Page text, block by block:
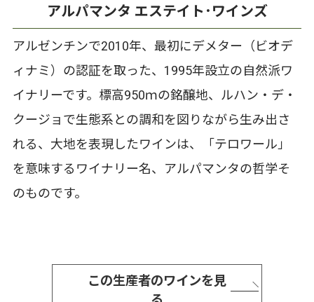
アルパマンタ エステイト･ワインズ
アルゼンチンで2010年、最初にデメター（ビオデ
ィナミ）の認証を取った、1995年設立の自然派ワ
イナリーです。標高950ｍの銘醸地、ルハン・デ・
クージョで生態系との調和を図りながら生み出さ
れる、大地を表現したワインは、「テロワール」
を意味するワイナリー名、アルパマンタの哲学そ
のものです。
この生産者のワインを見